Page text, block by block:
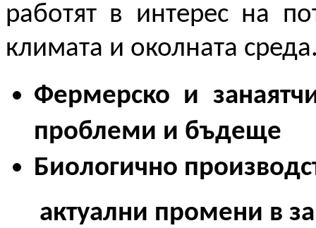
работят в интерес на
климата и околната
Фермерско и
проблеми и бъдеще
Биологично
актуални промени в